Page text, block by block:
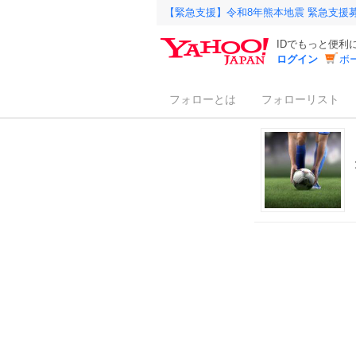
【緊急支援】令和8年熊本地震 緊急支援
IDでもっと便利
ログイン
ボ
フォローとは フォローリスト